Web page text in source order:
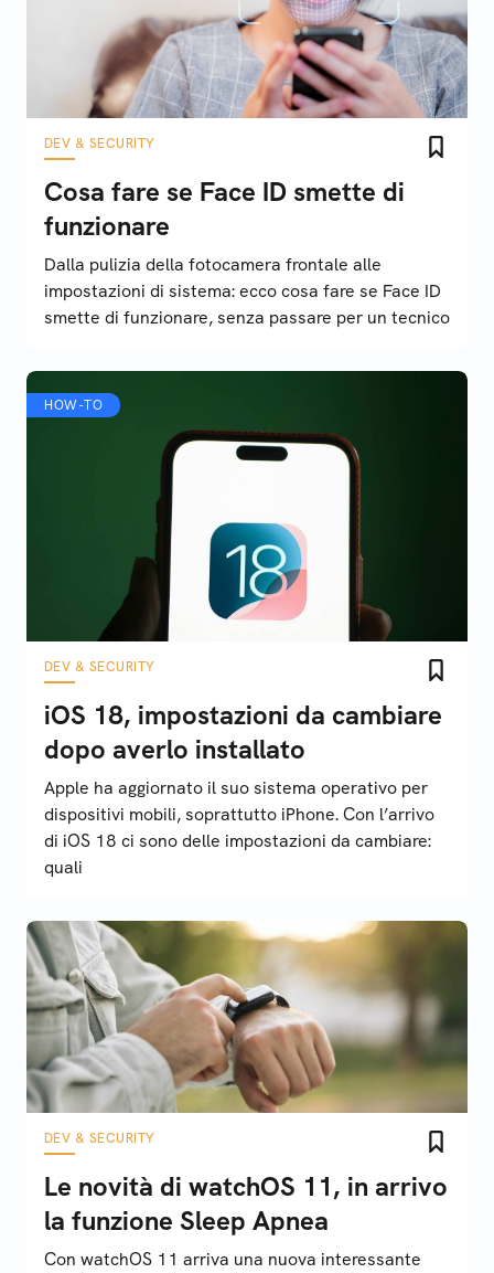
DEV & SECURITY
Cosa fare se Face ID smette di
funzionare
Dalla pulizia della fotocamera frontale alle
impostazioni di sistema: ecco cosa fare se Face ID
smette di funzionare, senza passare per un tecnico
HOW-TO
DEV & SECURITY
iOS 18, impostazioni da cambiare
dopo averlo installato
Apple ha aggiornato il suo sistema operativo per
dispositivi mobili, soprattutto iPhone. Con l’arrivo
di iOS 18 ci sono delle impostazioni da cambiare:
quali
DEV & SECURITY
Le novità di watchOS 11, in arrivo
la funzione Sleep Apnea
Con watchOS 11 arriva una nuova interessante